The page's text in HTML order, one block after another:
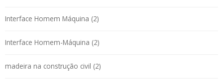
Interface Homem Máquina (2)
Interface Homem-Máquina (2)
madeira na construção civil (2)